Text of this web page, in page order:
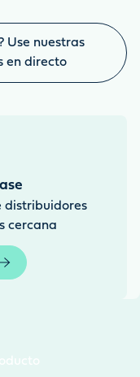
Use nuestras
en directo
distribuidores
cercana